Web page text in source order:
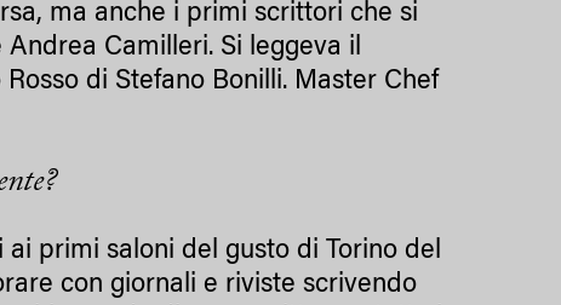
ma anche i primi scrittori che si
Camilleri. Si leggeva il
di Stefano Bonilli. Master Chef
primi saloni del gusto di Torino del
con giornali e riviste scrivendo